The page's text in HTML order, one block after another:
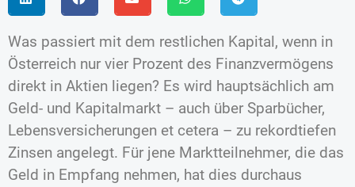
Was passiert mit dem restlichen Kapital, wenn in
Österreich nur vier Prozent des Finanzvermögens
direkt in Aktien liegen? Es wird hauptsächlich am
Geld- und Kapitalmarkt – auch über Sparbücher,
Lebensversicherungen et cetera – zu rekordtiefen
Zinsen angelegt. Für jene Marktteilnehmer, die das
Geld in Empfang nehmen, hat dies durchaus